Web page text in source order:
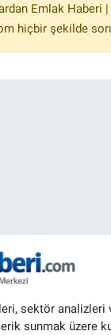
Emlak
hiçbir şekilde
sektör analizleri
sunmak üzere